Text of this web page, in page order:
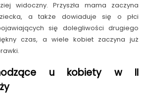
widoczny. Przyszła mama zaczyna
a także dowiaduje się o płci
się dolegliwości drugiego
czas, a wiele kobiet zaczyna już
u kobiety w II